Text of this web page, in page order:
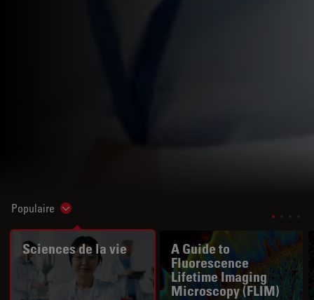
Populaire Show subnavigation
Sciences de la vie
A Guide to
Fluorescence
Lifetime Imaging
Microscopy (FLIM)